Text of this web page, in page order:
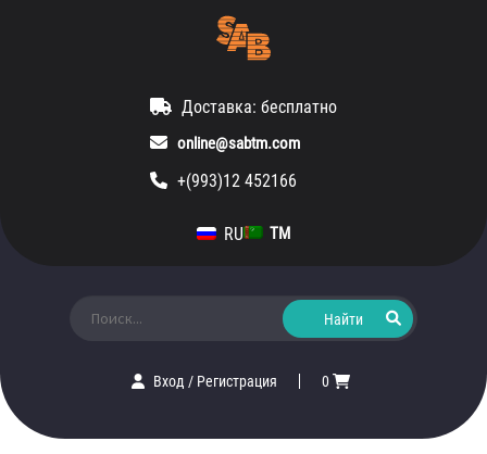
Доставка: бесплатно
online@sabtm.com
+(993)12 452166
RU TM
Вход/ Регистрация 0